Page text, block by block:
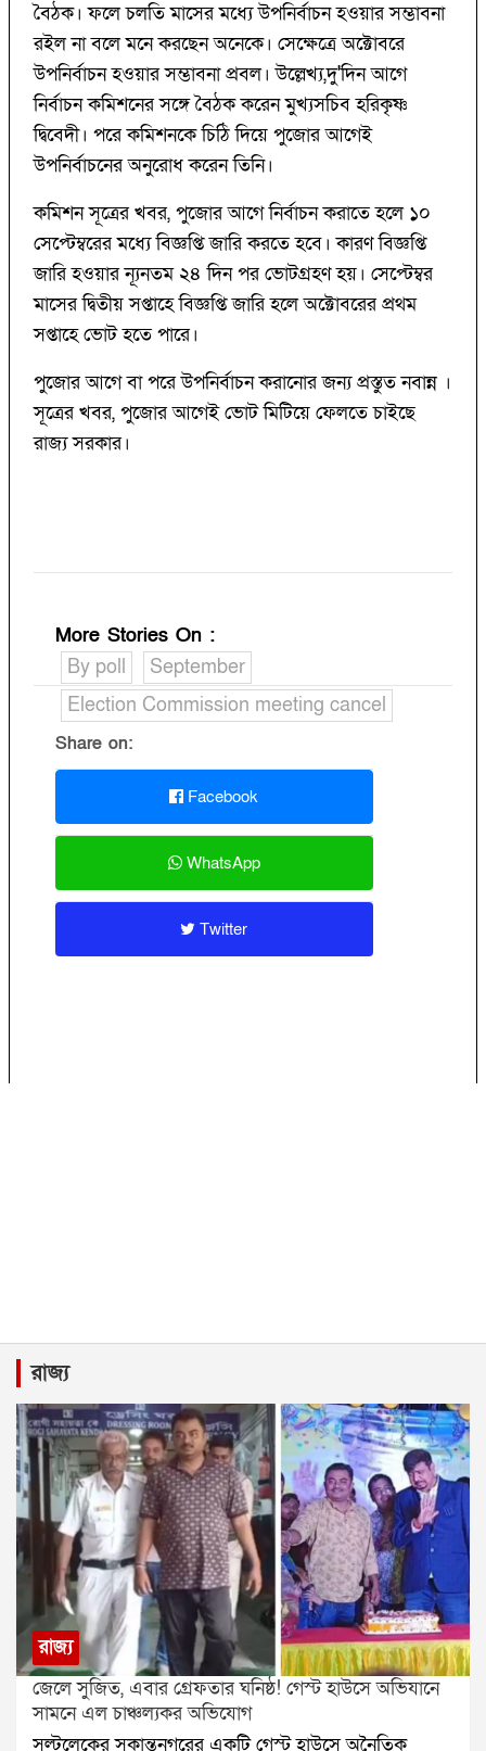
বৈঠক। ফলে চলতি মাসের মধ্যে উপনির্বাচন হওয়ার সম্ভাবনা
রইল না বলে মনে করছেন অনেকে। সেক্ষেত্রে অক্টোবরে
উপনির্বাচন হওয়ার সম্ভাবনা প্রবল। উল্লেখ্য,দু'দিন আগে
নির্বাচন কমিশনের সঙ্গে বৈঠক করেন মুখ্যসচিব হরিকৃষ্ণ
দ্বিবেদী। পরে কমিশনকে চিঠি দিয়ে পুজোর আগেই
উপনির্বাচনের অনুরোধ করেন তিনি।
কমিশন সূত্রের খবর, পুজোর আগে নির্বাচন করাতে হলে ১০
সেপ্টেম্বরের মধ্যে বিজ্ঞপ্তি জারি করতে হবে। কারণ বিজ্ঞপ্তি
জারি হওয়ার ন্যূনতম ২৪ দিন পর ভোটগ্রহণ হয়। সেপ্টেম্বর
মাসের দ্বিতীয় সপ্তাহে বিজ্ঞপ্তি জারি হলে অক্টোবরের প্রথম
সপ্তাহে ভোট হতে পারে।
পুজোর আগে বা পরে উপনির্বাচন করানোর জন্য প্রস্তুত নবান্ন ।
সূত্রের খবর, পুজোর আগেই ভোট মিটিয়ে ফেলতে চাইছে
রাজ্য সরকার।
More Stories On :
By poll
September
Election Commission meeting cancel
Share on:
Facebook
WhatsApp
Twitter
রাজ্য
রাজ্য
জেলে সুজিত, এবার গ্রেফতার ঘনিষ্ঠ! গেস্ট হাউসে অভিযানে
সামনে এল চাঞ্চল্যকর অভিযোগ
সল্টলেকের সুকান্তনগরের একটি গেস্ট হাউসে অনৈতিক